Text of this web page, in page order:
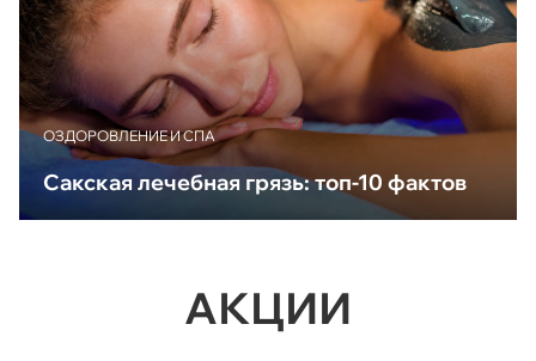
ОЗДОРОВЛЕНИЕ И СПА
Сакская лечебная грязь: топ-10 фактов
АКЦИИ